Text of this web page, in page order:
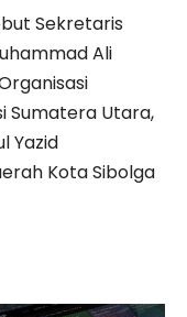
Sekretaris
Ali
Sumatera Utara,
Yazid
Kota Sibolga